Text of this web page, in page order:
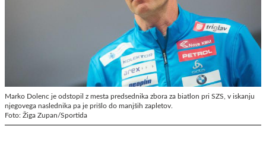
Marko Dolenc je odstopil z mesta predsednika zbora za biatlon pri SZS, v iskanju
njegovega naslednika pa je prišlo do manjših zapletov.
Foto: Žiga Zupan/Sportida